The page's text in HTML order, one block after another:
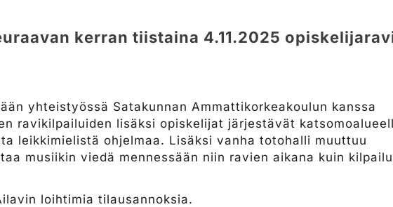
kerran tiistaina 4.11.2025
yhteistyössä Satakunnan Ammattikorkeakoulun kanssa
ravikilpailuiden lisäksi opiskelijat järjestävät
leikkimielistä ohjelmaa. Lisäksi vanha totohalli muuttuu
musiikin viedä mennessään niin ravien aikana kuin
loihtimia tilausannoksia.